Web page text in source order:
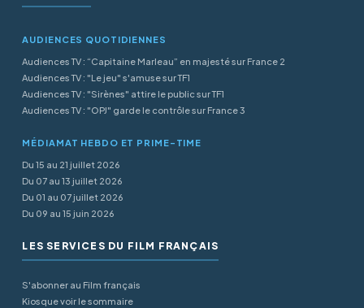
AUDIENCES QUOTIDIENNES
Audiences TV : “Capitaine Marleau” en majesté sur France 2
Audiences TV : "Le jeu" s'amuse sur TF1
Audiences TV : "Sirènes" attire le public sur TF1
Audiences TV : "OPJ" garde le contrôle sur France 3
MÉDIAMAT HEBDO ET PRIME-TIME
Du 15 au 21 juillet 2026
Du 07 au 13 juillet 2026
Du 01 au 07 juillet 2026
Du 09 au 15 juin 2026
LES SERVICES DU FILM FRANÇAIS
S'abonner au Film français
Kiosque voir le sommaire